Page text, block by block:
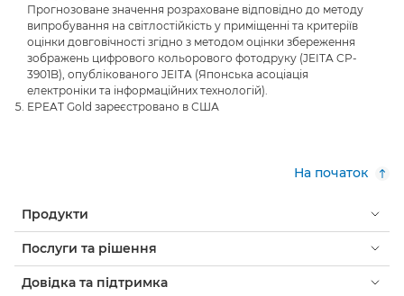
Прогнозоване значення розраховане відповідно до методу
випробування на світлостійкість у приміщенні та критеріїв
оцінки довговічності згідно з методом оцінки збереження
зображень цифрового кольорового фотодруку (JEITA CP-
3901B), опублікованого JEITA (Японська асоціація
електроніки та інформаційних технологій).
EPEAT Gold зареєстровано в США
На початок
Продукти
Послуги та рішення
Довідка та підтримка